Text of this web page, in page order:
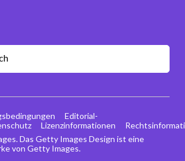
Das Getty Images Design ist eine
von Getty Images.
Editorial-
Lizenzinformationen